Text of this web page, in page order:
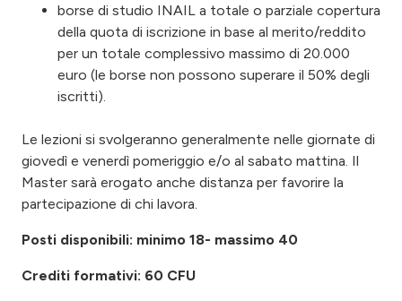
borse di studio INAIL a totale o parziale copertura
della quota di iscrizione in base al merito/reddito
per un totale complessivo massimo di 20.000
euro (le borse non possono superare il 50% degli
iscritti).
Le lezioni si svolgeranno generalmente nelle giornate di
giovedì e venerdì pomeriggio e/o al sabato mattina. Il
Master sarà erogato anche distanza per favorire la
partecipazione di chi lavora.
Posti disponibili: minimo 18- massimo 40
Crediti formativi: 60 CFU